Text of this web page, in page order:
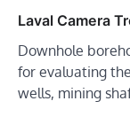
Laval Camera
Downhole
for evaluating
wells, mining